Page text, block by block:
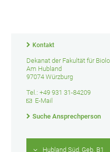
Kontakt
Dekanat der Fakultät für
Am Hubland
97074 Würzburg
Tel.: +49 931 31-84209
E-Mail
Suche Ansprechperson
Hubland Süd, Geb. B1